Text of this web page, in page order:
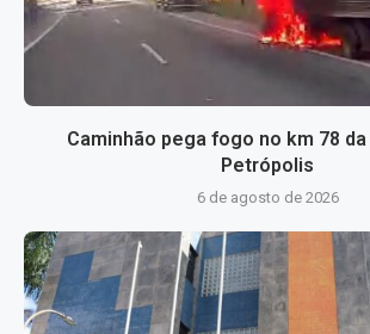
Caminhão pega fogo no km 78 da
Petrópolis
6 de agosto de 2026